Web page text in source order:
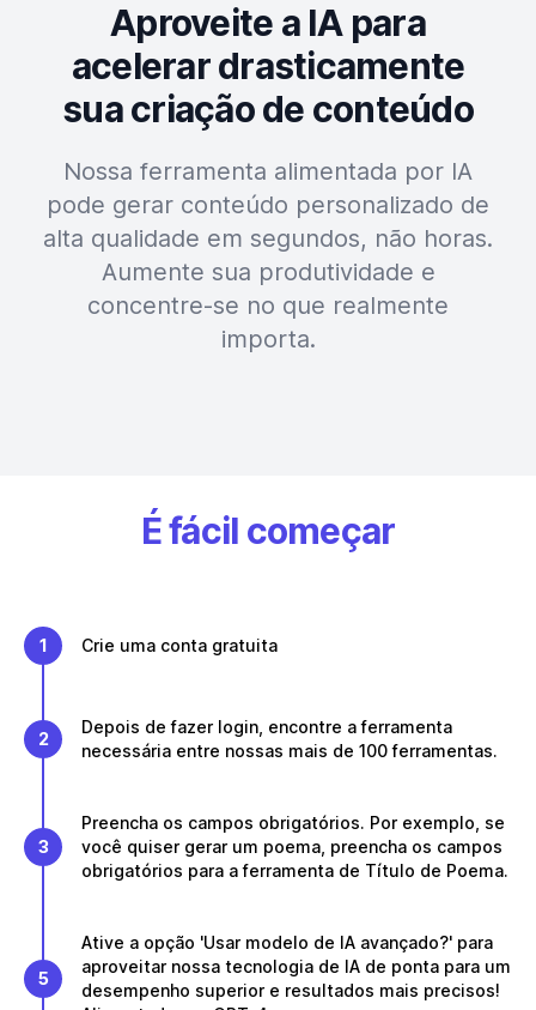
Aproveite a IA para
acelerar drasticamente
sua criação de conteúdo
Nossa ferramenta alimentada por IA
pode gerar conteúdo personalizado de
alta qualidade em segundos, não horas.
Aumente sua produtividade e
concentre-se no que realmente
importa.
É fácil começar
1 Crie uma conta gratuita
2
Depois de fazer login, encontre a ferramenta
necessária entre nossas mais de 100 ferramentas.
3
Preencha os campos obrigatórios. Por exemplo, se
você quiser gerar um poema, preencha os campos
obrigatórios para a ferramenta de Título de Poema.
5
Ative a opção 'Usar modelo de IA avançado?' para
aproveitar nossa tecnologia de IA de ponta para um
desempenho superior e resultados mais precisos!